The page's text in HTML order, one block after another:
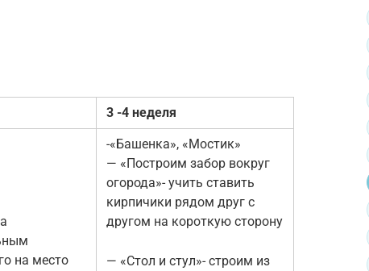
3 -4 неделя
на место
-«Башенка», «Мостик»
— «Построим забор вокруг
огорода»- учить ставить
кирпичики рядом друг с
другом на короткую сторону
— «Стол и стул»- строим из